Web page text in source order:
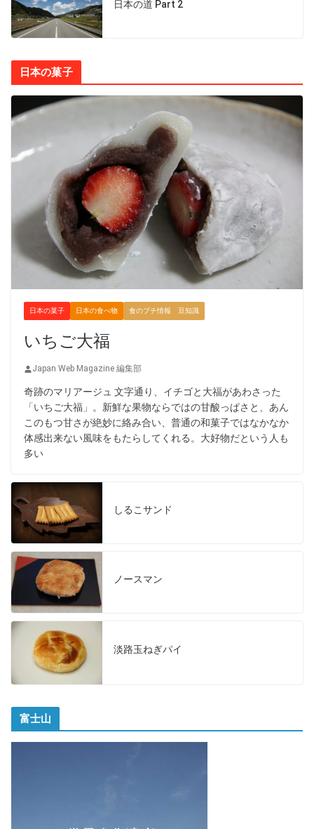
日本の道 Part 2
日本の菓子
日本の菓子 日本の食べ物 食のプチ情報 豆知識
いちご大福
Japan Web Magazine 編集部
奇跡のマリアージュ 文字通り、イチゴと大福があわさった
「いちご大福」。新鮮な果物ならではの甘酸っぱさと、あん
このもつ甘さが絶妙に絡み合い、普通の和菓子ではなかなか
体感出来ない風味をもたらしてくれる。大好物だという人も
多い
しるこサンド
ノースマン
淡路玉ねぎパイ
富士山